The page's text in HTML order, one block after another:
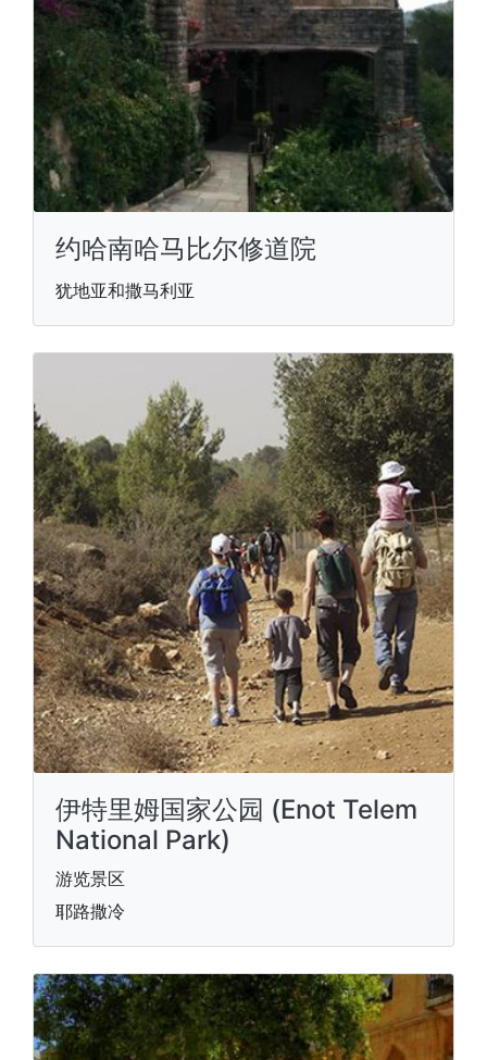
约哈南哈马比尔修道院
犹地亚和撒马利亚
伊特里姆国家公园 (Enot Telem
National Park)
游览景区
耶路撒冷